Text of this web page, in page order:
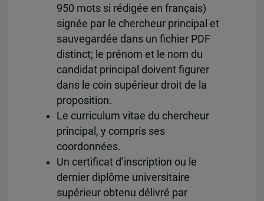
950 mots si rédigée en français)
signée par le chercheur principal et
sauvegardée dans un fichier PDF
distinct; le prénom et le nom du
candidat principal doivent figurer
dans le coin supérieur droit de la
proposition.
Le curriculum vitae du chercheur
principal, y compris ses
coordonnées.
Un certificat d’inscription ou le
dernier diplôme universitaire
supérieur obtenu délivré par